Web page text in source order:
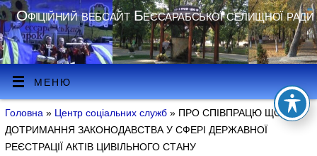
Офіційний вебсайт Бессарабської селищної ради
МЕНЮ
Головна » Центр соціальних служб » ПРО СПІВПРАЦЮ ЩОДО
ДОТРИМАННЯ ЗАКОНОДАВСТВА У СФЕРІ ДЕРЖАВНОЇ
РЕЄСТРАЦІЇ АКТІВ ЦИВІЛЬНОГО СТАНУ